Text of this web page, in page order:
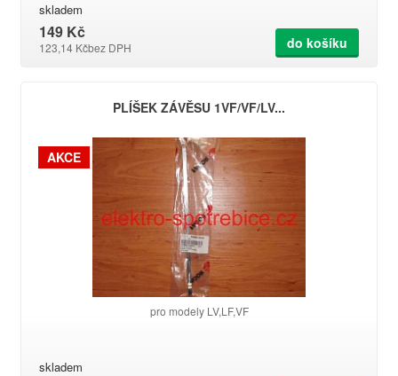
skladem
149 Kč
123,14 Kčbez DPH do košíku
PLÍŠEK ZÁVĚSU 1VF/VF/LV...
AKCE
pro modely LV,LF,VF
skladem